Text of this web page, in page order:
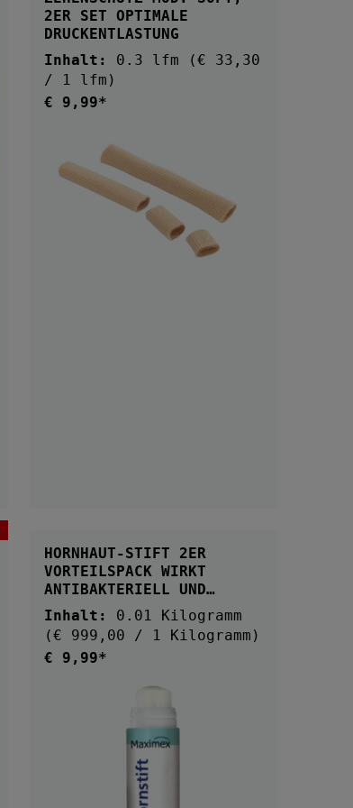
2ER SET OPTIMALE
DRUCKENTLASTUNG
Inhalt: 0.3 lfm
(€ 33,30
/ 1 lfm)
Regulärer Preis:
€ 9,99*
HORNHAUT-STIFT 2ER
VORTEILSPACK WIRKT
ANTIBAKTERIELL UND
ANTIMYKOTISCH
Inhalt: 0.01 Kilogramm
(€ 999,00 / 1 Kilogramm)
Regulärer Preis:
€ 9,99*